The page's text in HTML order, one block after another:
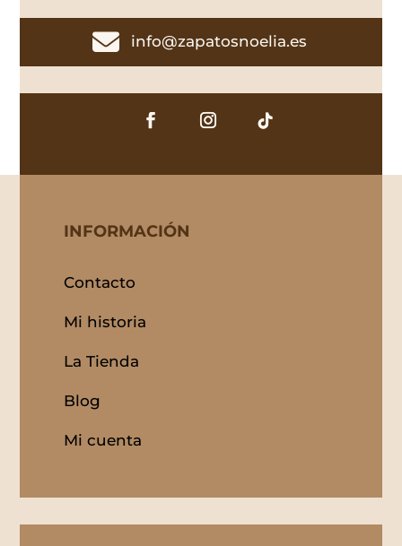
 info@zapatosnoelia.es
INFORMACIÓN
Contacto
Mi historia
La Tienda
Blog
Mi cuenta